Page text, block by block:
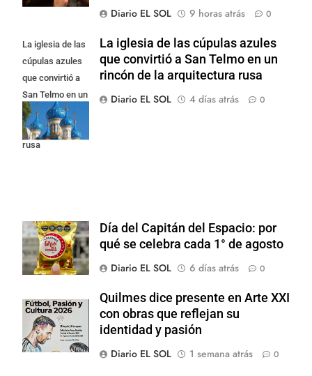
Diario EL SOL
9 horas atrás 0
La iglesia de las
cúpulas azules
que convirtió a
San Telmo en un
rincón de la
arquitectura
rusa
La iglesia de las cúpulas azules
que convirtió a San Telmo en un
rincón de la arquitectura rusa
Diario EL SOL
4 días atrás 0
Día del Capitán del Espacio: por
qué se celebra cada 1° de agosto
Diario EL SOL
6 días atrás 0
Quilmes dice presente en Arte XXI
con obras que reflejan su
identidad y pasión
Diario EL SOL
1 semana atrás 0